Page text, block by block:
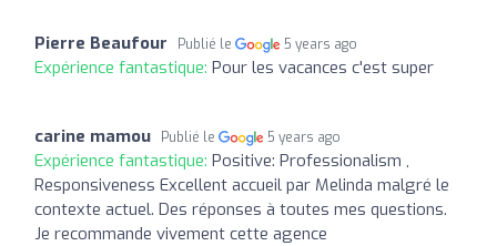
Pierre Beaufour Publié le 5 years ago
Expérience fantastique: Pour les vacances c'est super
carine mamou Publié le 5 years ago
Expérience fantastique: Positive: Professionalism ,
Responsiveness Excellent accueil par Melinda malgré le
contexte actuel. Des réponses à toutes mes questions.
Je recommande vivement cette agence